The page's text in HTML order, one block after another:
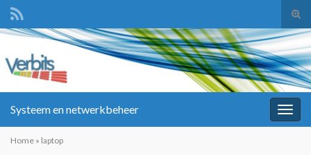
Search for:
Systeem en netwerkbeheer
Home » laptop